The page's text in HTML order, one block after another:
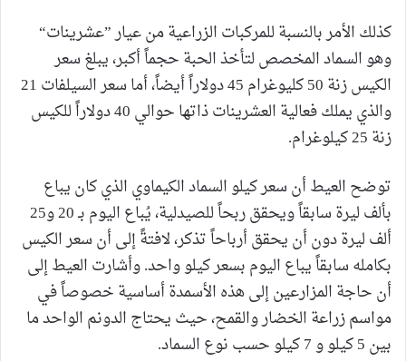
كذلك الأمر بالنسبة للمركبات الزراعية من عيار ”عشرينات“
وهو السماد المخصص لتأخذ الحبة حجماً أكبر، يبلغ سعر
الكيس زنة 50 كليوغرام 45 دولاراً أيضاً، أما سعر السيلفات 21
والذي يملك فعالية العشرينات ذاتها حوالي 40 دولاراً للكيس
زنة 25 كيلوغرام.
توضح العيط أن سعر كيلو السماد الكيماوي الذي كان يباع
بألف ليرة سابقاً ويحقق ربحاً للصيدلية، يُباع اليوم بـ 20 و25
ألف ليرة دون أن يحقق أرباحاً تذكر، لافتةً إلى أن سعر الكيس
بكامله سابقاً يباع اليوم بسعر كيلو واحد. وأشارت العيط إلى
أن حاجة المزارعين إلى هذه الأسمدة أساسية خصوصاً في
مواسم زراعة الخضار والقمح، حيث يحتاج الدونم الواحد ما
بين 5 كيلو و 7 كيلو حسب نوع السماد.